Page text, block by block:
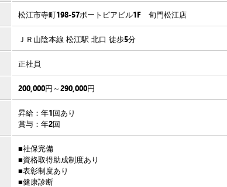
松江市寺町198-57ボートピアビル1F 旬門松江店
ＪＲ山陰本線 松江駅 北口 徒歩5分
正社員
200,000円～290,000円
昇給：年1回あり
賞与：年2回
■社保完備
■資格取得助成制度あり
■表彰制度あり
■健康診断